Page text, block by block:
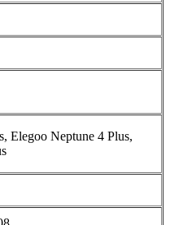
Elegoo Neptune 4 Plus,